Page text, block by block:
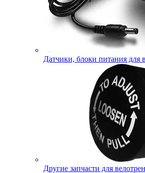
Датчики, блоки питания для
Другие запчасти для